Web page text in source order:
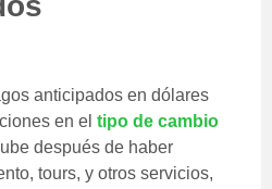
anticipados en dólares
en el tipo de cambio
después de haber
tours, y otros servicios,